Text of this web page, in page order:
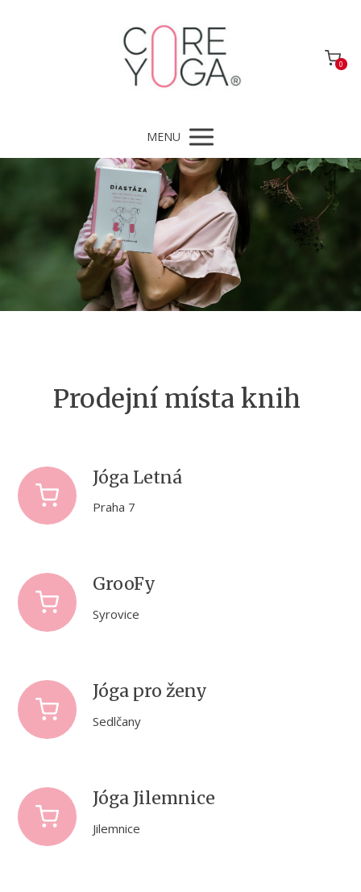
0
MENU
Prodejní místa knih
Jóga Letná
Praha 7
GrooFy
Syrovice
Jóga pro ženy
Sedlčany
Jóga Jilemnice
Jilemnice